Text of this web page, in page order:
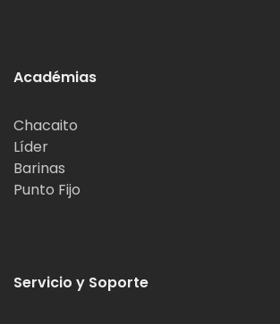
Académias
Chacaito
Líder
Barinas
Punto Fijo
Servicio y Soporte